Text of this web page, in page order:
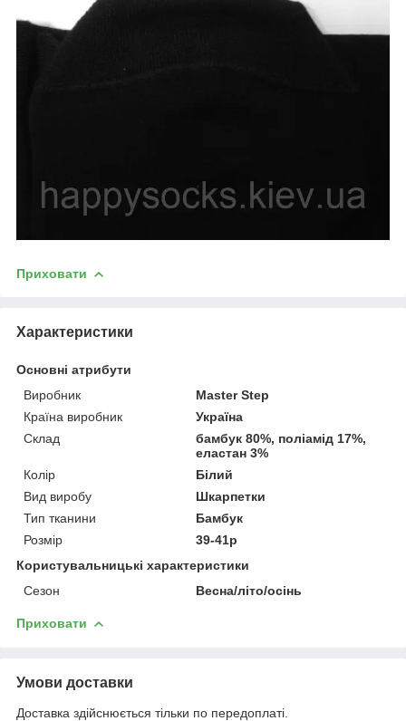
Приховати
Характеристики
Основні атрибути
Виробник
Master Step
Країна виробник
Україна
Склад
бамбук 80%, поліамід 17%,
еластан 3%
Колір
Білий
Вид виробу
Шкарпетки
Тип тканини
Бамбук
Розмір
39-41р
Користувальницькі характеристики
Сезон
Весна/літо/осінь
Приховати
Умови доставки
Доставка здійснюється тільки по передоплаті.